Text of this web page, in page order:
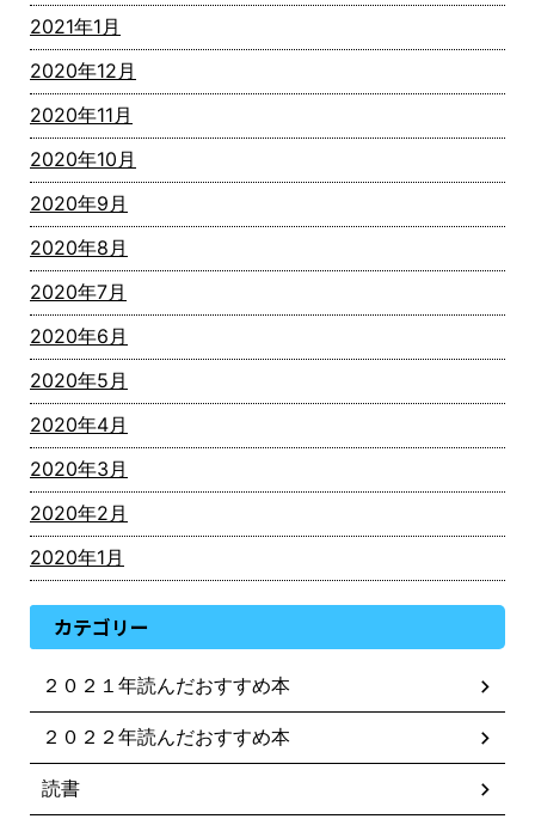
2021年1月
2020年12月
2020年11月
2020年10月
2020年9月
2020年8月
2020年7月
2020年6月
2020年5月
2020年4月
2020年3月
2020年2月
2020年1月
カテゴリー
２０２１年読んだおすすめ本
２０２２年読んだおすすめ本
読書